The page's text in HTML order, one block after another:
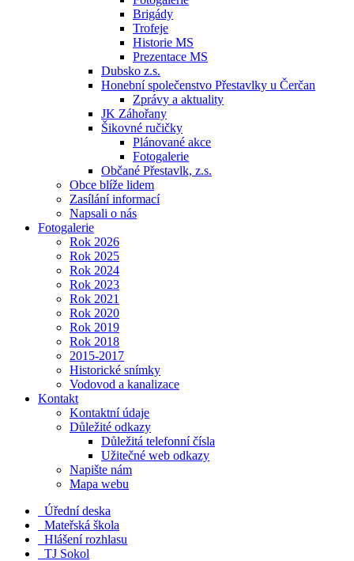
Brigády
Trofeje
Historie MS
Prezentace MS
Dubsko z.s.
Honební společenstvo Přestavlky u Čerčan
Zprávy a aktuality
JK Záhořany
Šikovné ručičky
Plánované akce
Fotogalerie
Občané Přestavlk, z.s.
Obce blíže lidem
Zasílání informací
Napsali o nás
Fotogalerie
Rok 2026
Rok 2025
Rok 2024
Rok 2023
Rok 2021
Rok 2020
Rok 2019
Rok 2018
2015-2017
Historické snímky
Vodovod a kanalizace
Kontakt
Kontaktní údaje
Důležité odkazy
Důležitá telefonní čísla
Užitečné web odkazy
Napište nám
Mapa webu
Úřední deska
Mateřská škola
Hlášení rozhlasu
TJ Sokol